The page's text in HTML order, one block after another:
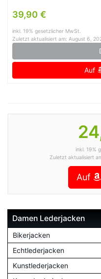
39,90 €
inkl. 19% gesetzlicher MwSt.
Zuletzt aktualisiert am: August 6,
Auf
inkl. 19%
Zuletzt aktualisiert
Auf
Damen Lederjacken
Bikerjacken
Echtlederjacken
Kunstlederjacken